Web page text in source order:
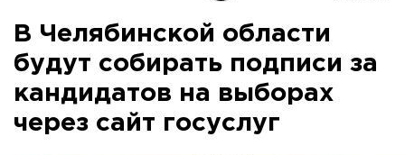
В Челябинской области
будут собирать подписи за
кандидатов на выборах
через сайт госуслуг